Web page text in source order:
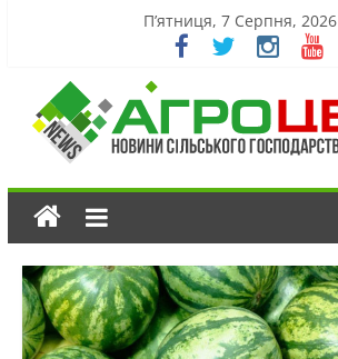
П’ятниця, 7 Серпня, 2026